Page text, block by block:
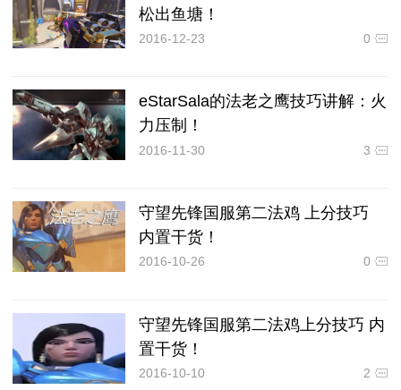
松出鱼塘！
2016-12-23 0
eStarSala的法老之鹰技巧讲解：火
力压制！
2016-11-30 3
守望先锋国服第二法鸡 上分技巧
内置干货！
2016-10-26 0
守望先锋国服第二法鸡上分技巧 内
置干货！
2016-10-10 2